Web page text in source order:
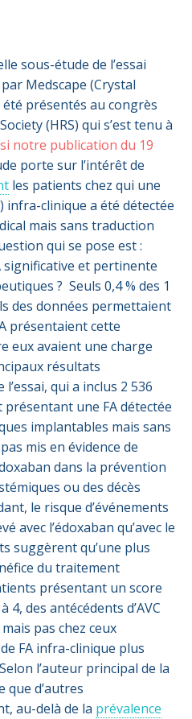
sous-étude de l’essai
Medscape (Crystal
présentés au congrès
(HRS) qui s’est tenu à
notre publication du 19
porte sur l’intérêt de
les patients chez qui une
infra-clinique a été détectée
mais sans traduction
qui se pose est :
significative et pertinente
? Seuls 0,4 % des 1
des données permettaient
présentaient cette
eux avaient une charge
résultats
qui a inclus 2 536
présentant une FA détectée
implantables mais sans
mis en évidence de
dans la prévention
ou des décès
le risque d’événements
avec l’édoxaban qu’avec le
suggèrent qu’une plus
du traitement
présentant un score
4, des antécédents d’AVC
pas chez ceux
FA infra-clinique plus
l’auteur principal de la
que d’autres
au-delà de la prévalence